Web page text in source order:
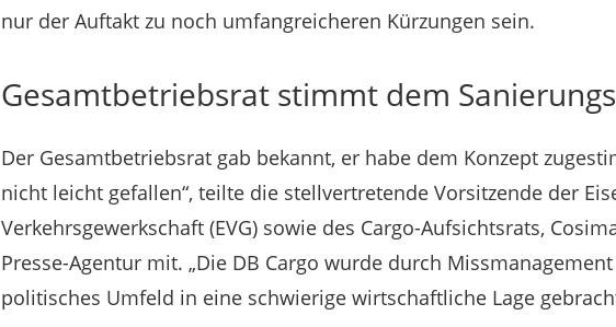
nur der Auftakt zu noch umfangreicheren Kürzungen sein.
Gesamtbetriebsrat stimmt dem
Der Gesamtbetriebsrat gab bekannt, er habe dem Konzept
nicht leicht gefallen“, teilte die stellvertretende Vorsitzende der
Verkehrsgewerkschaft (EVG) sowie des Cargo-Aufsichtsrats,
Presse-Agentur mit. „Die DB Cargo wurde durch
politisches Umfeld in eine schwierige wirtschaftliche Lage